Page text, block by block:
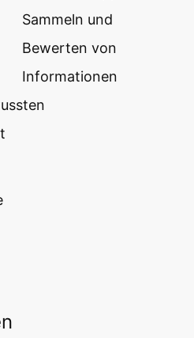
Sammeln und
Bewerten von
Informationen